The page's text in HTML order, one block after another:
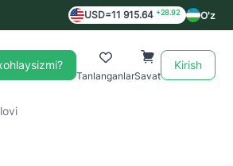
USD=11 915.64 +28.92 O'z
TanlanganlarSavat
Kirish